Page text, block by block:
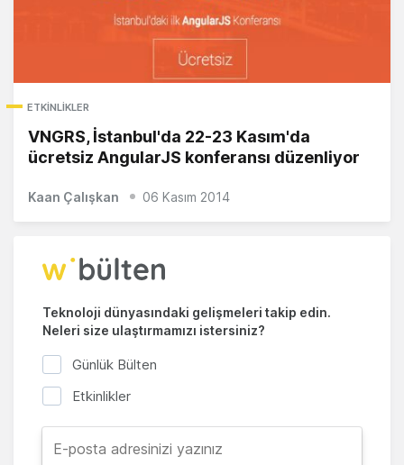
ETKINLIKLER
VNGRS, İstanbul'da 22-23 Kasım'da
ücretsiz AngularJS konferansı düzenliyor
Kaan Çalışkan 06 Kasım 2014
Teknoloji dünyasındaki gelişmeleri takip edin.
Neleri size ulaştırmamızı istersiniz?
Günlük Bülten
Etkinlikler